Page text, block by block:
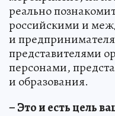
реально
российскими и
и
представителями
персонами,
и образования.
– Это и есть цель